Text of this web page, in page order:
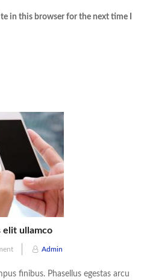
in this browser for the next time I
elit ullamco
Admin
finibus. Phasellus egestas arcu